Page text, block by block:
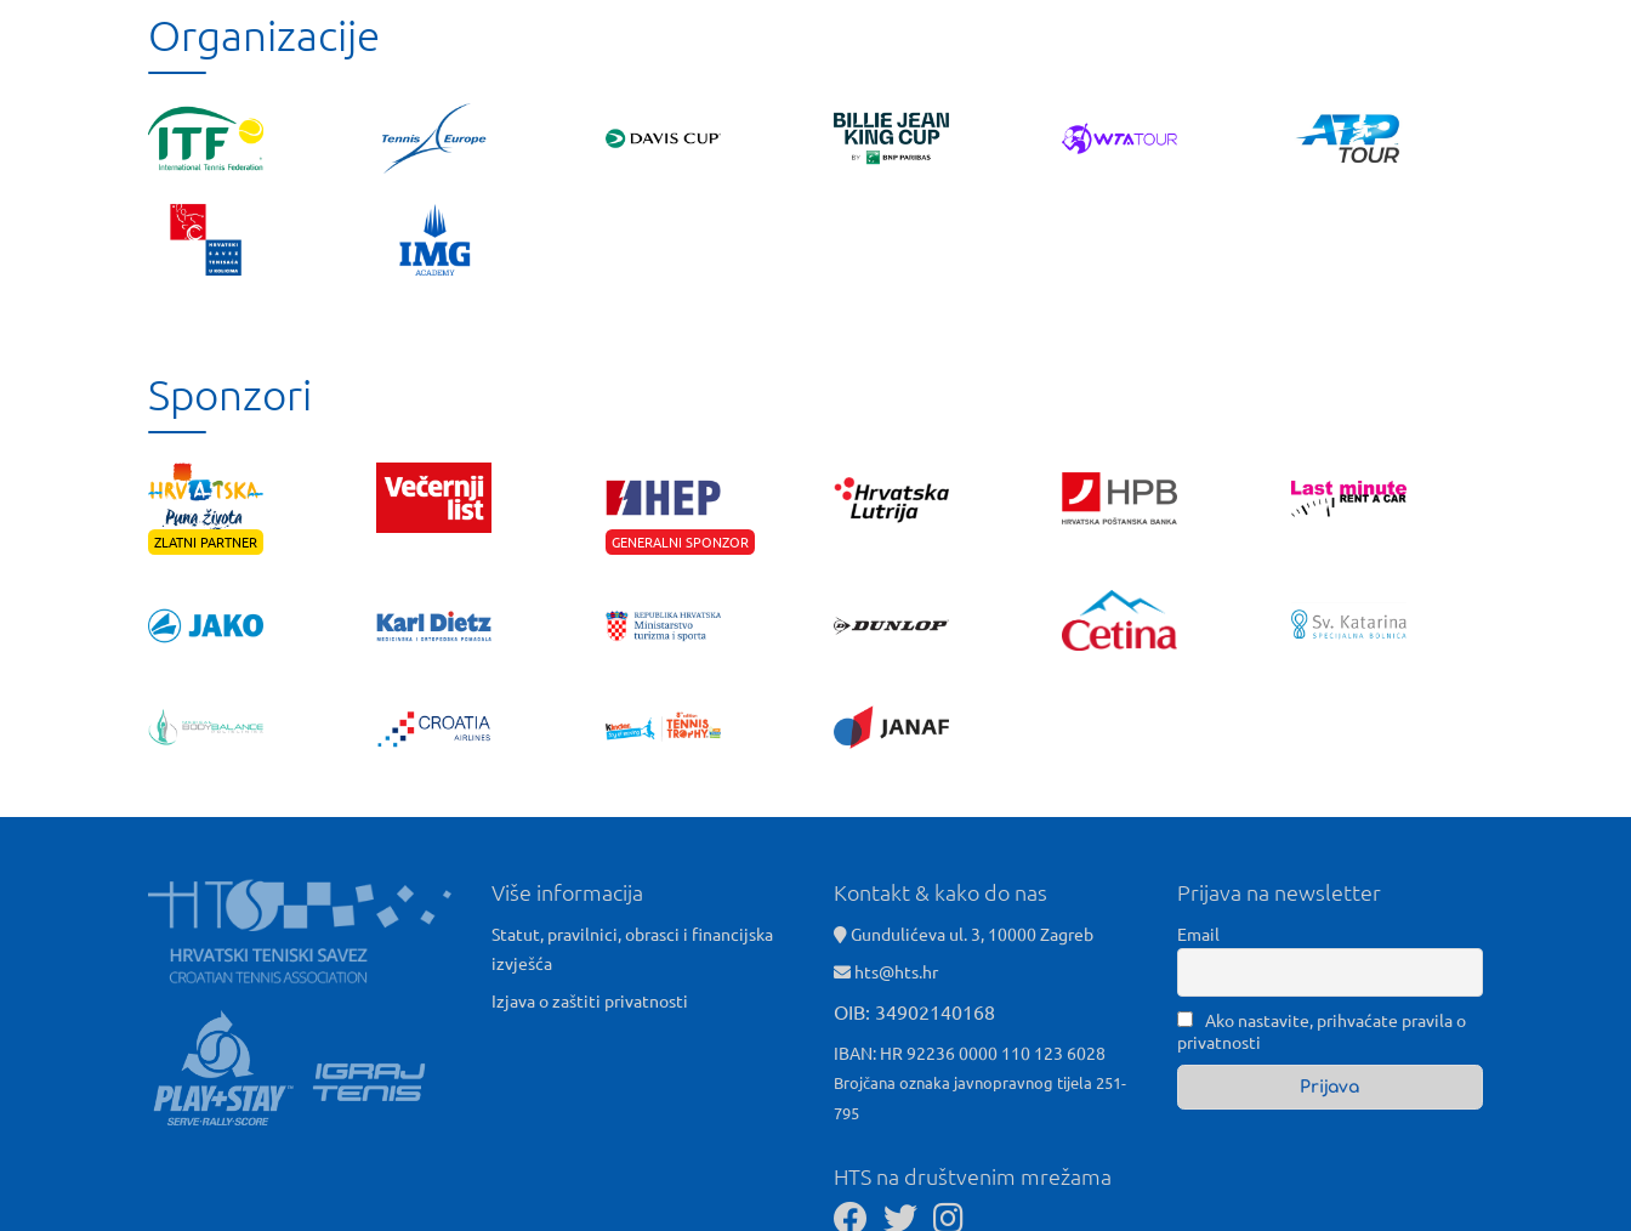
Organizacije
Sponzori
ZLATNI PARTNER GENERALNI SPONZOR
Više informacija
Statut, pravilnici, obrasci i financijska
izvješća
Izjava o zaštiti privatnosti
Kontakt & kako do nas
Gundulićeva ul. 3, 10000 Zagreb
hts@hts.hr
OIB: 34902140168
IBAN: HR 92236 0000 110 123 6028
Brojčana oznaka javnopravnog tijela 251-
795
HTS na društvenim mrežama
Prijava na newsletter
Email
Ako nastavite, prihvaćate pravila o
privatnosti